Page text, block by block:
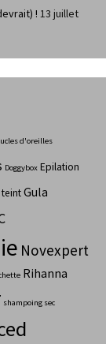
! 13 juillet
d'oreilles
Doggybox Epilation
Gula
Novexpert
Rihanna
shampoing sec